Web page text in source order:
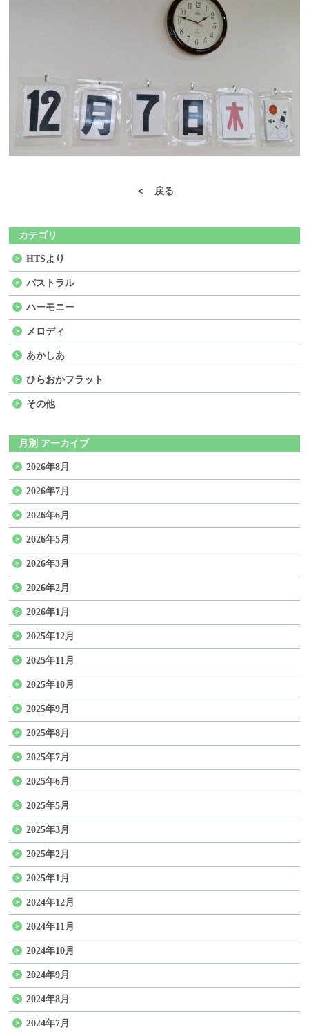
＜ 戻る
カテゴリ
HTSより
パストラル
ハーモニー
メロディ
あかしあ
ひらおかフラット
その他
月別 アーカイブ
2026年8月
2026年7月
2026年6月
2026年5月
2026年3月
2026年2月
2026年1月
2025年12月
2025年11月
2025年10月
2025年9月
2025年8月
2025年7月
2025年6月
2025年5月
2025年3月
2025年2月
2025年1月
2024年12月
2024年11月
2024年10月
2024年9月
2024年8月
2024年7月